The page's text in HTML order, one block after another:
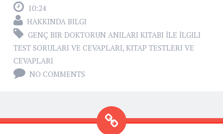
10:24
HAKKINDA BILGI
GENÇ BIR DOKTORUN ANILARI KITABI İLE İLGILI
TEST SORULARI VE CEVAPLARI, KITAP TESTLERI VE
CEVAPLARI
NO COMMENTS